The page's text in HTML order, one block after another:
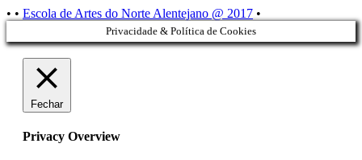
do
rodapé
• • Escola de Artes do Norte Alentejano @ 2017 •
Privacidade & Política de Cookies
Fechar
Privacy Overview